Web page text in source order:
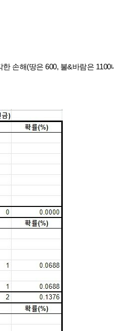
손해(땅은 600, 불&바람은 1100